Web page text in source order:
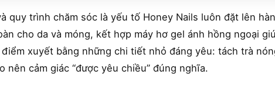
quy trình chăm sóc là yếu tố Honey Nails luôn đặt lên
cho da và móng, kết hợp máy hơ gel ánh hồng ngoại
xuyết bằng những chi tiết nhỏ đáng yêu: tách trà
nên cảm giác “được yêu chiều” đúng nghĩa.